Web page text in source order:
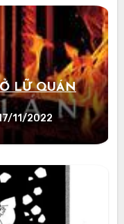
LỮ QUÁN
11/2022